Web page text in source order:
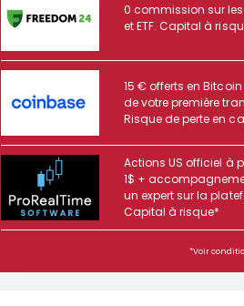
0 commission sur
et ETF. Capital à
15 € offerts en
de votre première
Risque de perte en
Actions US officiel à
1$ +
un expert sur la
Capital à risque*
*Voir